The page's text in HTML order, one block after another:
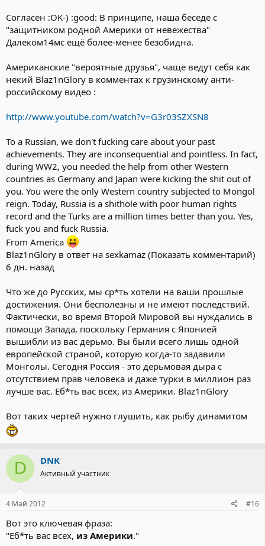
общественность в отдельно взятом сообществе.
Давайте устроим флэш-моб! Опустим рейтинг этому "знатоку
истории"!
P. S. Я проголосовал против!
Согласен :OK-) :good: В принципе, наша беседе с
"защитником родной Америки от невежества"
Далеком14мс ещё более-менее безобидна.
Американские "вероятные друзья", чаще ведут себя как
некий Blaz1nGlory в комментах к грузинскому анти-
российскому видео :
http://www.youtube.com/watch?v=G3r03SZXSN8
To a Russian, we don't fucking care about your past
achievements. They are inconsequential and pointless. In fact,
during WW2, you needed the help from other Western
countries as Germany and Japan were kicking the shit out of
you. You were the only Western country subjected to Mongol
reign. Today, Russia is a shithole with poor human rights
record and the Turks are a million times better than you. Yes,
fuck you and fuck Russia.
From America
Blaz1nGlory в ответ на sexkamaz (Показать комментарий)
6 дн. назад
Что же до Русских, мы ср*ть хотели на ваши прошлые
достижения. Они бесполезны и не имеют последствий.
Фактически, во время Второй Мировой вы нуждались в
помощи Запада, поскольку Германия с Японией
вышибли из вас дерьмо. Вы были всего лишь одной
европейской страной, которую когда-то задавили
Монголы. Сегодня Россия - это дерьмовая дыра с
отсутствием прав человека и даже турки в миллион раз
лучше вас. Еб*ть вас всех, из Америки. Blaz1nGlory
Вот таких чертей нужно глушить, как рыбу динамитом
D DNK
Активный участник
4 Май 2012 #16
Вот это ключевая фраза:
"Еб*ть вас всех, из Америки."